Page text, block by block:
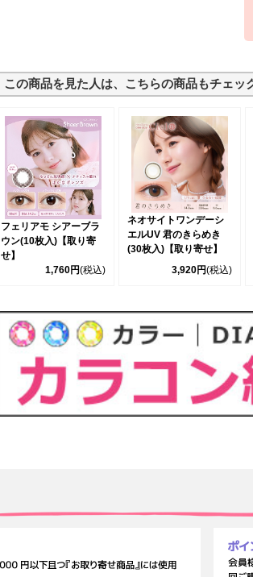
この商品を見た人は、こちらの商品もチェッ
フェリアモ シアーブラ
ウン(10枚入)【取り寄
せ】
1,760円(税込)
ネオサイトワンデーシ
エルUV 君のきらめき
(30枚入)【取り寄せ】
3,920円(税込)